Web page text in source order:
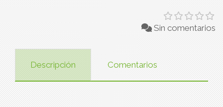
Sin comentarios
Descripción Comentarios